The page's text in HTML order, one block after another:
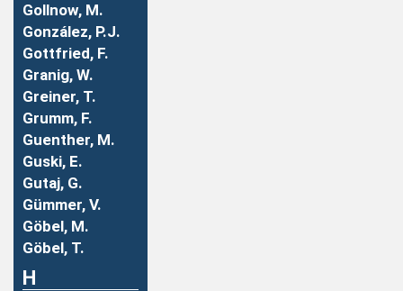
Gollnow, M.
González, P.J.
Gottfried, F.
Granig, W.
Greiner, T.
Grumm, F.
Guenther, M.
Guski, E.
Gutaj, G.
Gümmer, V.
Göbel, M.
Göbel, T.
H